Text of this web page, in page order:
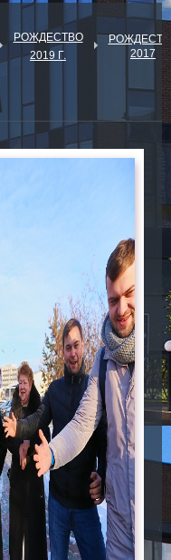
РОЖДЕСТВО
2019 Г.
2017